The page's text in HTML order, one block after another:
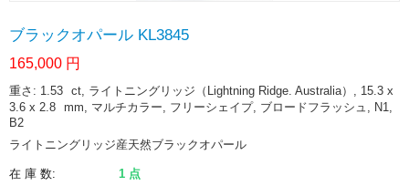
ブラックオパール KL3845
165,000 円
重さ: 1.53 ct, ライトニングリッジ（Lightning Ridge. Australia）, 15.3 x
3.6 x 2.8 mm, マルチカラー, フリーシェイプ, ブロードフラッシュ, N1,
B2
ライトニングリッジ産天然ブラックオパール
在 庫 数: 1 点